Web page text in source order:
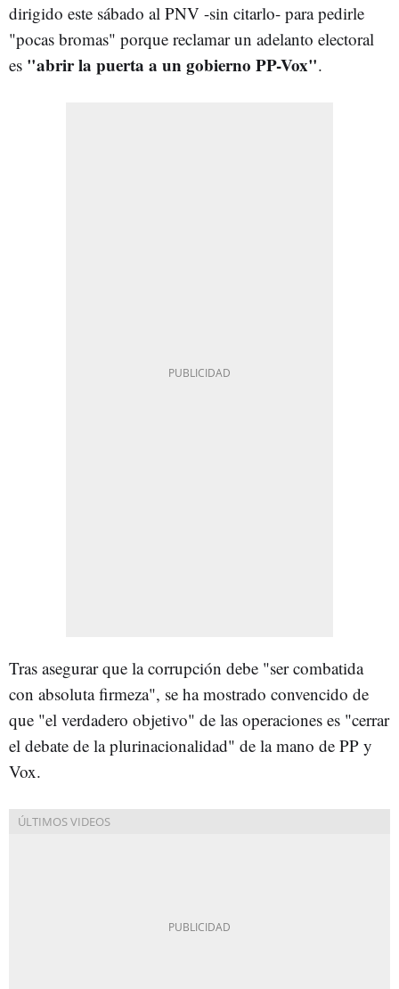
dirigido este sábado al PNV -sin citarlo- para pedirle
"pocas bromas" porque reclamar un adelanto electoral
es "abrir la puerta a un gobierno PP-Vox".
Tras asegurar que la corrupción debe "ser combatida
con absoluta firmeza", se ha mostrado convencido de
que "el verdadero objetivo" de las operaciones es "cerrar
el debate de la plurinacionalidad" de la mano de PP y
Vox.